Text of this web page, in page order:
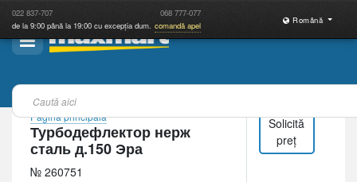
022 837-707 068 777-077
de la 9:00 până la 19:00 cu excepția dum. comandă apel
Română
Pagina principală
Турбодефлектор нерж
сталь д.150 Эра
№ 260751
Solicită
preț